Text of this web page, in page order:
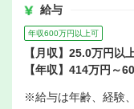
給与
年収600万円以上可
【月収】25.0万円以
【年収】414万円～
※給与は年齢、経験